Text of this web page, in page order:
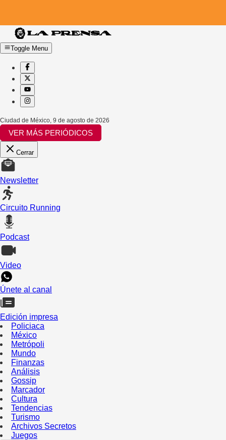
Toggle Menu
Ciudad de México 9 de agosto de 2026
VER MÁS PERIÓDICOS
Cerrar
Newsletter
Circuito Running
Podcast
Video
Únete al canal
Edición impresa
Policiaca
México
Metrópoli
Mundo
Finanzas
Análisis
Gossip
Marcador
Cultura
Tendencias
Turismo
Archivos Secretos
Juegos